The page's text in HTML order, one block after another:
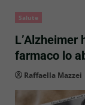
Salute
L’Alzheimer
farmaco lo
Raffaella Mazzei